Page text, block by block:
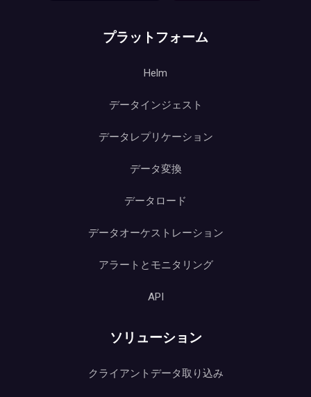
プラットフォーム
Helm
データインジェスト
データレプリケーション
データ変換
データロード
データオーケストレーション
アラートとモニタリング
API
ソリューション
クライアントデータ取り込み